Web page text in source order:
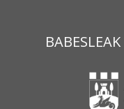
BABESLEAK